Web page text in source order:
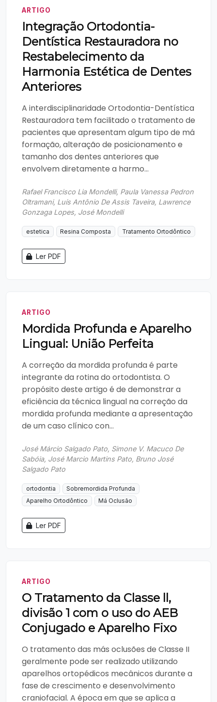
ARTIGO
Integração Ortodontia-
Dentística Restauradora no
Restabelecimento da
Harmonia Estética de Dentes
Anteriores
A interdisciplinaridade Ortodontia-Dentística
Restauradora tem facilitado o tratamento de
pacientes que apresentam algum tipo de má
formação, alteração de posicionamento e
tamanho dos dentes anteriores que
envolvem diretamente a harmo...
Rafael Francisco Lia Mondelli, Paula Vanessa Pedron
Oltramani, Luís Antônio De Assis Taveira, Lawrence
Gonzaga Lopes, José Mondelli
estetica Resina Composta Tratamento Ortodôntico
Ler PDF
ARTIGO
Mordida Profunda e Aparelho
Lingual: União Perfeita
A correção da mordida profunda é parte
integrante da rotina do ortodontista. O
propósito deste artigo é de demonstrar a
eficiência da técnica lingual na correção da
mordida profunda mediante a apresentação
de um caso clínico con...
José Márcio Salgado Pato, Simone V. Macuco De
Sabóia, José Marcio Martins Pato, Bruno José
Salgado Pato
ortodontia
Sobremordida Profunda
Aparelho Ortodôntico
Má Oclusão
Ler PDF
ARTIGO
O Tratamento da Classe ll,
divisão 1 com o uso do AEB
Conjugado e Aparelho Fixo
O tratamento das más oclusões de Classe II
geralmente pode ser realizado utilizando
aparelhos ortopédicos mecânicos durante a
fase de crescimento e desenvolvimento
craniofacial. A época em que se aplica a